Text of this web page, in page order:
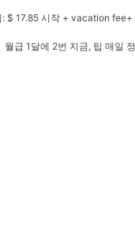
: $ 17.85 시작 + vacation fee+
1달에 2번 지금, 팁 매일